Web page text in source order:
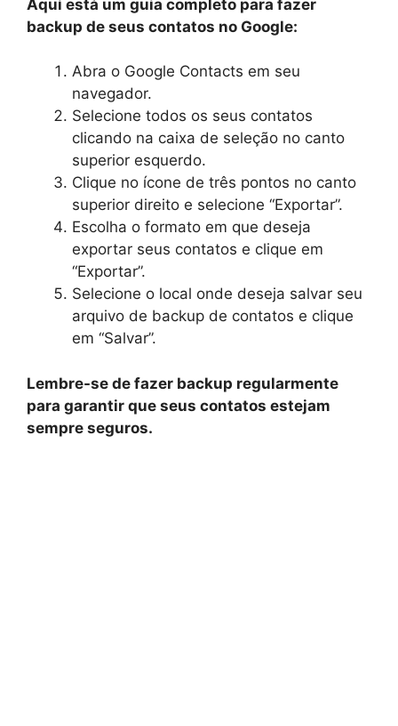
Aqui está um guia completo para fazer
backup de seus contatos no Google:
Abra o Google Contacts em seu
navegador.
Selecione todos os seus contatos
clicando na caixa de seleção no canto
superior esquerdo.
Clique no ícone de três pontos no canto
superior direito e selecione “Exportar”.
Escolha o formato em que deseja
exportar seus contatos e clique em
“Exportar”.
Selecione o local onde deseja salvar seu
arquivo de backup de contatos e clique
em “Salvar”.
Lembre-se de fazer backup regularmente
para garantir que seus contatos estejam
sempre seguros.